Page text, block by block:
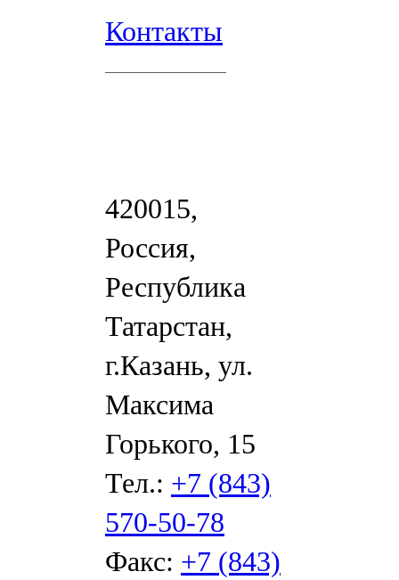
Контакты
420015,
Россия,
Республика
Татарстан,
г.Казань, ул.
Максима
Горького, 15
Тел.: +7 (843)
570-50-78
Факс: +7 (843)